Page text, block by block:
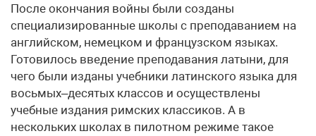
После окончания войны были созданы
специализированные школы с преподаванием на
английском, немецком и французском языках.
Готовилось введение преподавания латыни, для
чего были изданы учебники латинского языка для
восьмых–десятых классов и осуществлены
учебные издания римских классиков. А в
нескольких школах в пилотном режиме такое